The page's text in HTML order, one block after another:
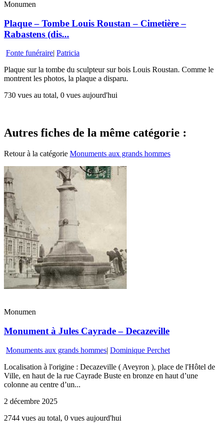
Monumen
Plaque – Tombe Louis Roustan – Cimetière –
Rabastens (dis...
Fonte funéraire| Patricia
Plaque sur la tombe du sculpteur sur bois Louis Roustan. Comme le
montrent les photos, la plaque a disparu.
730 vues au total, 0 vues aujourd'hui
Autres fiches de la même catégorie :
Retour à la catégorie Monuments aux grands hommes
Monumen
Monument à Jules Cayrade – Decazeville
Monuments aux grands hommes| Dominique Perchet
Localisation à l'origine : Decazeville ( Aveyron ), place de l'Hôtel de
Ville, en haut de la rue Cayrade Buste en bronze en haut d’une
colonne au centre d’un...
2 décembre 2025
2744 vues au total, 0 vues aujourd'hui